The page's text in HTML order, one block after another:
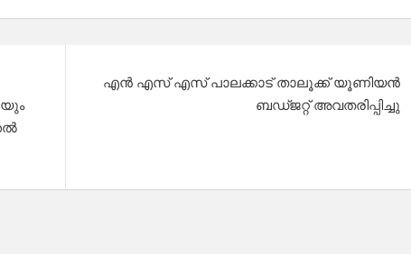
എൻ എസ് എസ് പാലക്കാട് താലൂക്ക് യൂണിയൻ
ബഡ്ജറ്റ് അവതരിപ്പിച്ചു